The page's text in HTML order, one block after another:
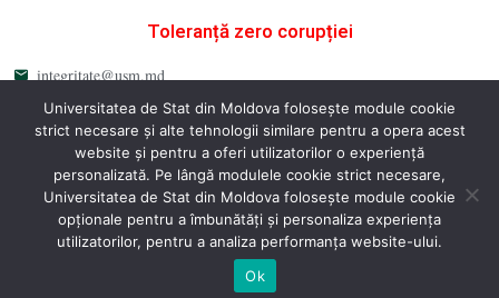
Toleranță zero corupției
integritate@usm.md
usm.md
Universitatea de Stat din Moldova 2026 © All Rights Reserved
Universitatea de Stat din Moldova folosește module cookie
strict necesare și alte tehnologii similare pentru a opera acest
website și pentru a oferi utilizatorilor o experiență
personalizată. Pe lângă modulele cookie strict necesare,
Universitatea de Stat din Moldova folosește module cookie
opționale pentru a îmbunătăți și personaliza experiența
utilizatorilor, pentru a analiza performanța website-ului.
Ok